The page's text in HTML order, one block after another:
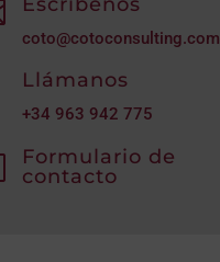
coto@cotoconsulting.com
Llámanos
+34 963 942 775
Formulario de
contacto